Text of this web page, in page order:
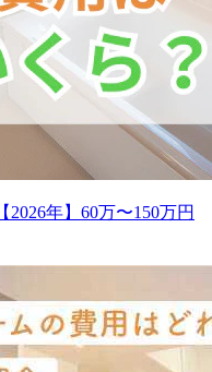
年】60万〜150万円